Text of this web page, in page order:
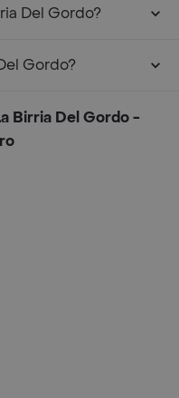
Del Gordo?
Gordo?
Birria Del Gordo -